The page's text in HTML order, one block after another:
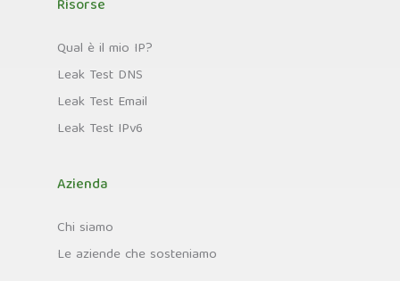
Risorse
Qual è il mio IP?
Leak Test DNS
Leak Test Email
Leak Test IPv6
Azienda
Chi siamo
Le aziende che sosteniamo